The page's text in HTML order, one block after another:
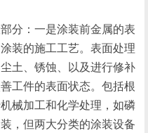
分：一是涂装前金属的表
装的施工工艺。表面处理
土、锈蚀、以及进行修补
工件的表面状态。包括根
械加工和化学处理，如磷
，但两大分类的涂装设备